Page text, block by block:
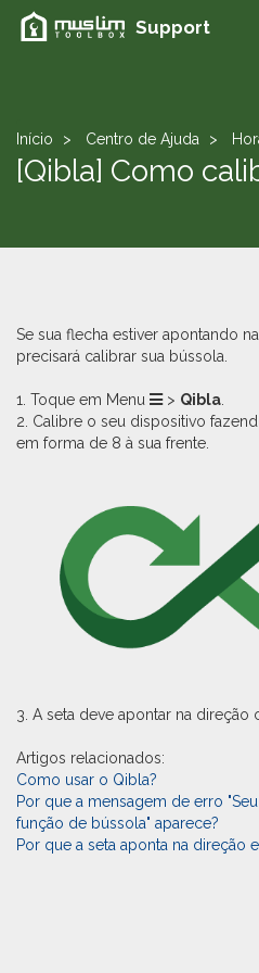
Support
Início Centro de Ajuda
[Qibla] Como
Se sua flecha estiver apontando
precisará calibrar sua bússola.
1. Toque em Menu > Qibla
2. Calibre o seu dispositivo
em forma de 8 à sua frente.
3. A seta deve apontar na direção
Artigos relacionados:
Como usar o Qibla?
Por que a mensagem de erro
função de bússola" aparece?
Por que a seta aponta na direção